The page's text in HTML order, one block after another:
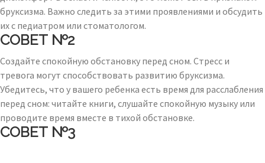
бруксизма. Важно следить за этими проявлениями и обсудить
их с педиатром или стоматологом.
СОВЕТ №2
Создайте спокойную обстановку перед сном. Стресс и
тревога могут способствовать развитию бруксизма.
Убедитесь, что у вашего ребенка есть время для расслабления
перед сном: читайте книги, слушайте спокойную музыку или
проводите время вместе в тихой обстановке.
СОВЕТ №3